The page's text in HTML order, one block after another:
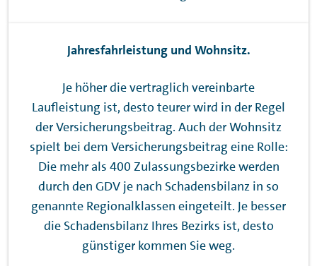
Jahresfahrleistung und Wohnsitz.
Je höher die vertraglich vereinbarte
Laufleistung ist, desto teurer wird in der Regel
der Versicherungsbeitrag. Auch der Wohnsitz
spielt bei dem Versicherungsbeitrag eine Rolle:
Die mehr als 400 Zulassungsbezirke werden
durch den GDV je nach Schadensbilanz in so
genannte Regionalklassen eingeteilt. Je besser
die Schadensbilanz Ihres Bezirks ist, desto
günstiger kommen Sie weg.